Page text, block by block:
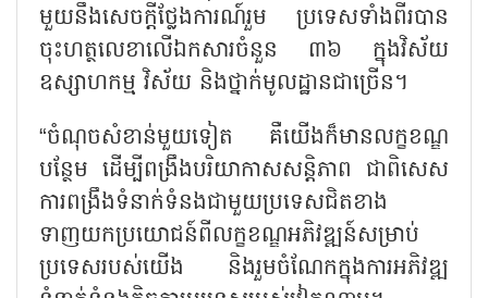
មួយនឹងសេចក្តីថ្លែងការណ៍រួម ប្រទេសទាំងពីរបាន
ចុះហត្ថលេខាលើឯកសារចំនួន ៣៦ ក្នុងវិស័យ
ឧស្សាហកម្ម វិស័យ និងថ្នាក់មូលដ្ឋានជាច្រើន។
“ចំណុចសំខាន់មួយទៀត គឺយើងក៏មានលក្ខខណ្ឌ
បន្ថែម ដើម្បីពង្រឹងបរិយាកាសសន្តិភាព ជាពិសេស
ការពង្រឹងទំនាក់ទំនងជាមួយប្រទេសជិតខាង
ទាញយកប្រយោជន៍ពីលក្ខខណ្ឌអភិវឌ្ឍន៍សម្រាប់
ប្រទេសរបស់យើង និងរួមចំណែកក្នុងការអភិវឌ្ឍ